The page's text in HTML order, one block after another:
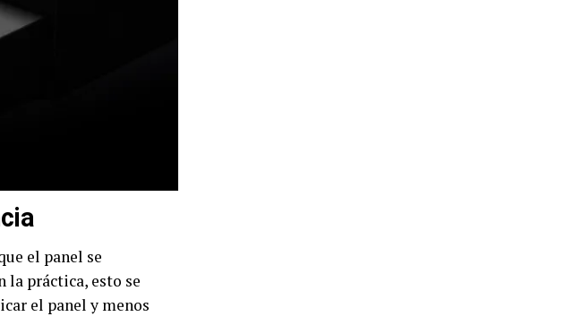
el panel se
la práctica, esto se
el panel y menos